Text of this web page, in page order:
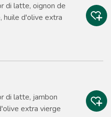
di latte, oignon de
huile d'olive extra
di latte, jambon
extra vierge